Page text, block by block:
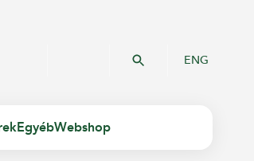
ENG
EgyébWebshop